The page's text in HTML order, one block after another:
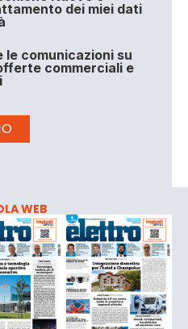
dei miei dati
comunicazioni su
commerciali e
WEB